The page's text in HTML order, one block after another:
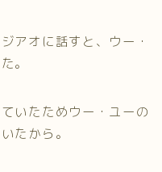
アオに話すと、ウー・
。
いたためウー・ユーの
たから。